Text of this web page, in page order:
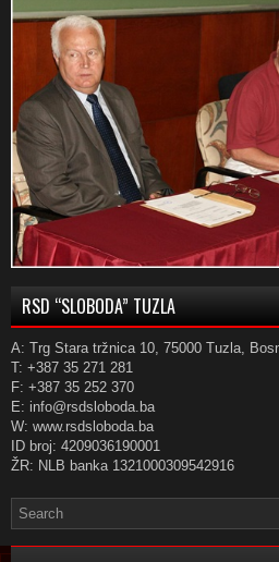
RSD “SLOBODA” TUZLA
A: Trg Stara tržnica 10, 75000 Tuzla,
T: +387 35 271 281
F: +387 35 252 370
E: info@rsdsloboda.ba
W: www.rsdsloboda.ba
ID broj: 4209036190001
ŽR: NLB banka 1321000309542916